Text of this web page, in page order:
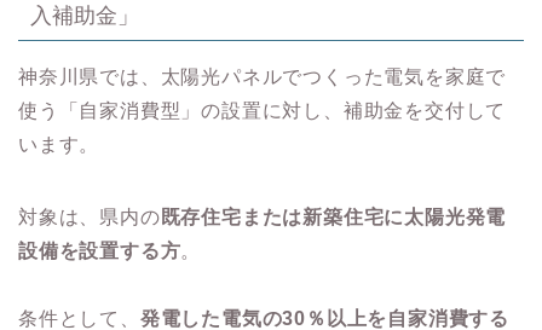
入補助金」
神奈川県では、太陽光パネルでつくった電気を家庭で
使う「自家消費型」の設置に対し、補助金を交付して
います。
対象は、県内の 既存住宅または新築住宅に太陽光発電
設備を設置する方。
条件として、 発電した電気の30％以上を自家消費する